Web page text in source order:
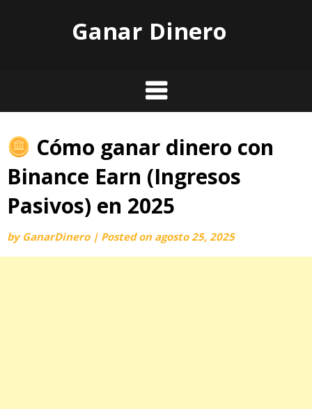
Ganar Dinero
Cómo ganar dinero con
Binance Earn (Ingresos
Pasivos) en 2025
by GanarDinero | Posted on agosto 25, 2025